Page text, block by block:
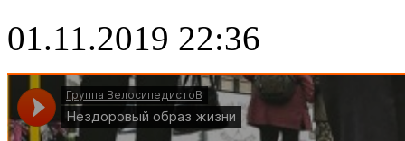
01.11.2019 22:36